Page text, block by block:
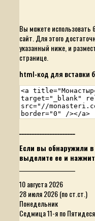
Вы можете
сайт. Для этого
указанный ниже, и
странице.
html-код для вставки
Если вы обнаружили
выделите ее и
10 августа 2026
28 июля 2026 (по ст.ст.)
Понедельник
Седмица 11-я по